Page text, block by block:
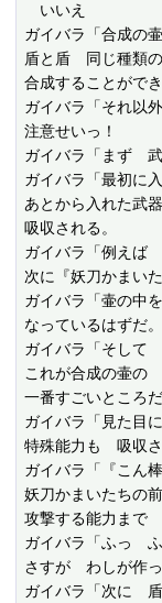
いいえ
ガイバラ「合成の
盾と盾　同じ種類
合成することができ
ガイバラ「それ以
注意せいっ！
ガイバラ「まず　
ガイバラ「最初に
あとから入れた武
吸収される。
ガイバラ「例えば
次に『妖刀かまい
ガイバラ「壷の中
なっているはずだ。
ガイバラ「そして
これが合成の壷の
一番すごいところ
ガイバラ「見た目
特殊能力も　吸収
ガイバラ「『こん
妖刀かまいたちの
攻撃する能力まで
ガイバラ「ふっ　
さすが　わしが作
ガイバラ「次に　